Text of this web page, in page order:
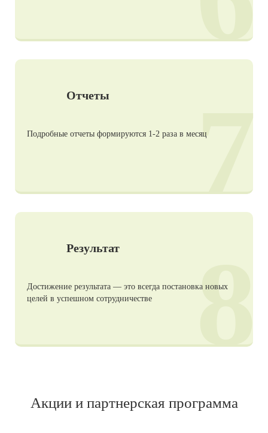
Отчеты
Подробные отчеты формируются 1-2 раза в месяц7
Результат
Достижение результата — это всегда постановка новых
целей в успешном сотрудничестве
8
Акции и партнерская программа